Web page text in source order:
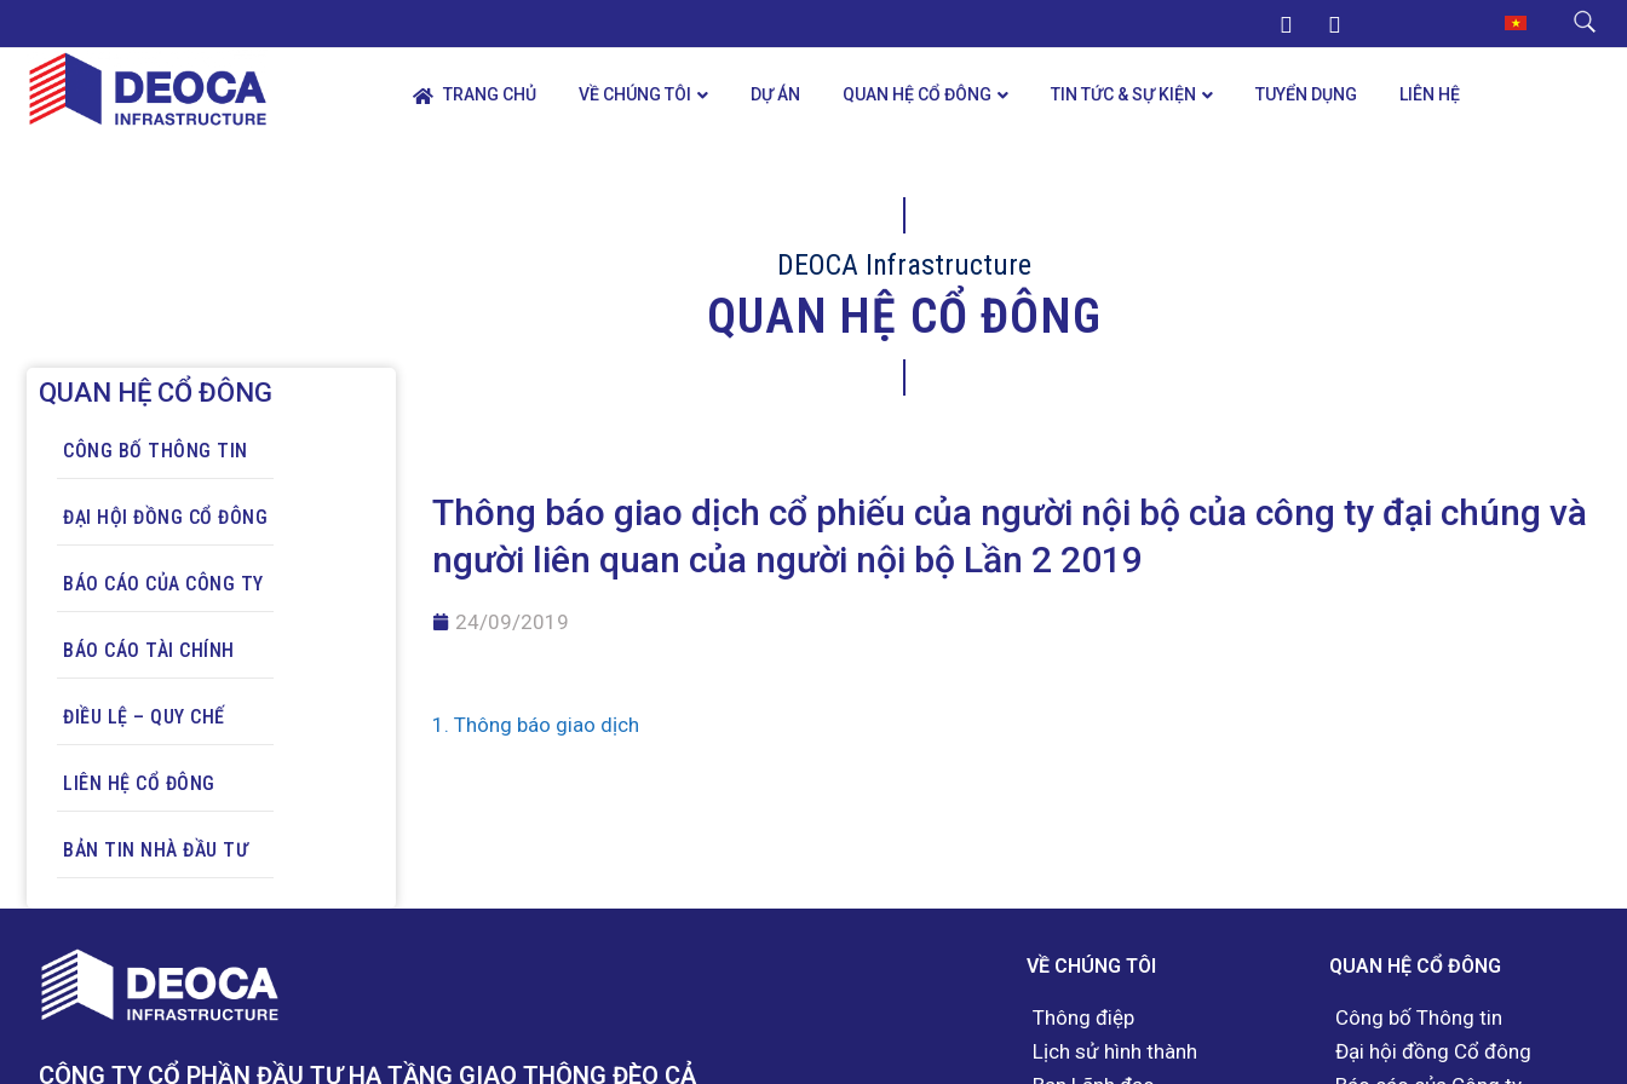
TRANG CHỦ VỀ CHÚNG TÔI DỰ ÁN QUAN HỆ CỔ ĐÔNG TIN TỨC & SỰ KIỆN TUYỂN DỤNG LIÊN HỆ
DEOCA Infrastructure
QUAN HỆ CỔ ĐÔNG
QUAN HỆ CỔ ĐÔNG
CÔNG BỐ THÔNG TIN
ĐẠI HỘI ĐỒNG CỔ ĐÔNG
BÁO CÁO CỦA CÔNG TY
BÁO CÁO TÀI CHÍNH
ĐIỀU LỆ – QUY CHẾ
LIÊN HỆ CỔ ĐÔNG
BẢN TIN NHÀ ĐẦU TƯ
Thông báo giao dịch cổ phiếu của người nội bộ của công ty đại chúng và
người liên quan của người nội bộ Lần 2 2019
24/09/2019
1. Thông báo giao dịch
CÔNG TY CỔ PHẦN ĐẦU TƯ HẠ TẦNG GIAO THÔNG ĐÈO CẢ
VỀ CHÚNG TÔI
Thông điệp
Lịch sử hình thành
QUAN HỆ CỔ ĐÔNG
Công bố Thông tin
Đại hội đồng Cổ đông